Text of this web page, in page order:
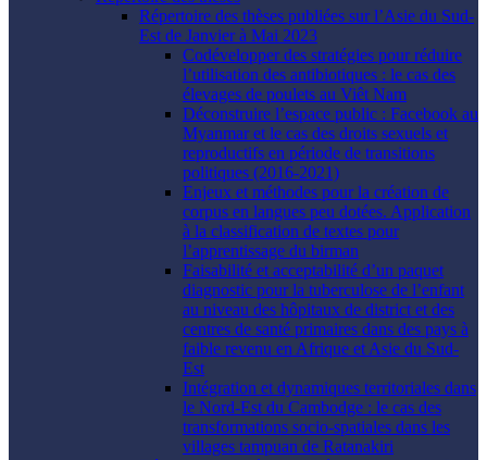
Répertoire des thèses publiées sur l’Asie du Sud-
Est de Janvier à Mai 2023
Codévelopper des stratégies pour réduire
l’utilisation des antibiotiques : le cas des
élevages de poulets au Viêt Nam
Déconstruire l’espace public : Facebook au
Myanmar et le cas des droits sexuels et
reproductifs en période de transitions
politiques (2016-2021)
Enjeux et méthodes pour la création de
corpus en langues peu dotées. Application
à la classification de textes pour
l’apprentissage du birman
Faisabilité et acceptabilité d’un paquet
diagnostic pour la tuberculose de l’enfant
au niveau des hôpitaux de district et des
centres de santé primaires dans des pays à
faible revenu en Afrique et Asie du Sud-
Est
Intégration et dynamiques territoriales dans
le Nord-Est du Cambodge : le cas des
transformations socio-spatiales dans les
villages tampuan de Ratanakiri